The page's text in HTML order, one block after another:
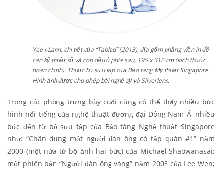
Yee I-Lann, chi tiết của “Tabled” (2013), đĩa gốm phẳng viền in đề
can kỹ thuật số và con dấu ở phía sau, 195 x 312 cm (kích thước
hoàn chỉnh). Thuộc bộ sưu tập của Bảo tàng Mỹ thuật Singapore.
Hình ảnh được cho phép bởi nghệ sỹ và Silverlens.
Trong các phòng trưng bày cuối cùng có thể thấy nhiều bức
hình nổi tiếng của nghệ thuật đương đại Đông Nam Á, nhiều
bức đến từ bộ sưu tập của Bảo tàng Nghệ thuật Singapore
như: “Chân dung một người đàn ông có tập quán #1” năm
2000 (một nửa từ bộ ảnh hai bức) của Michael Shaowanasai;
một phiên bản “Người đàn ông vàng” năm 2003 của Lee Wen;